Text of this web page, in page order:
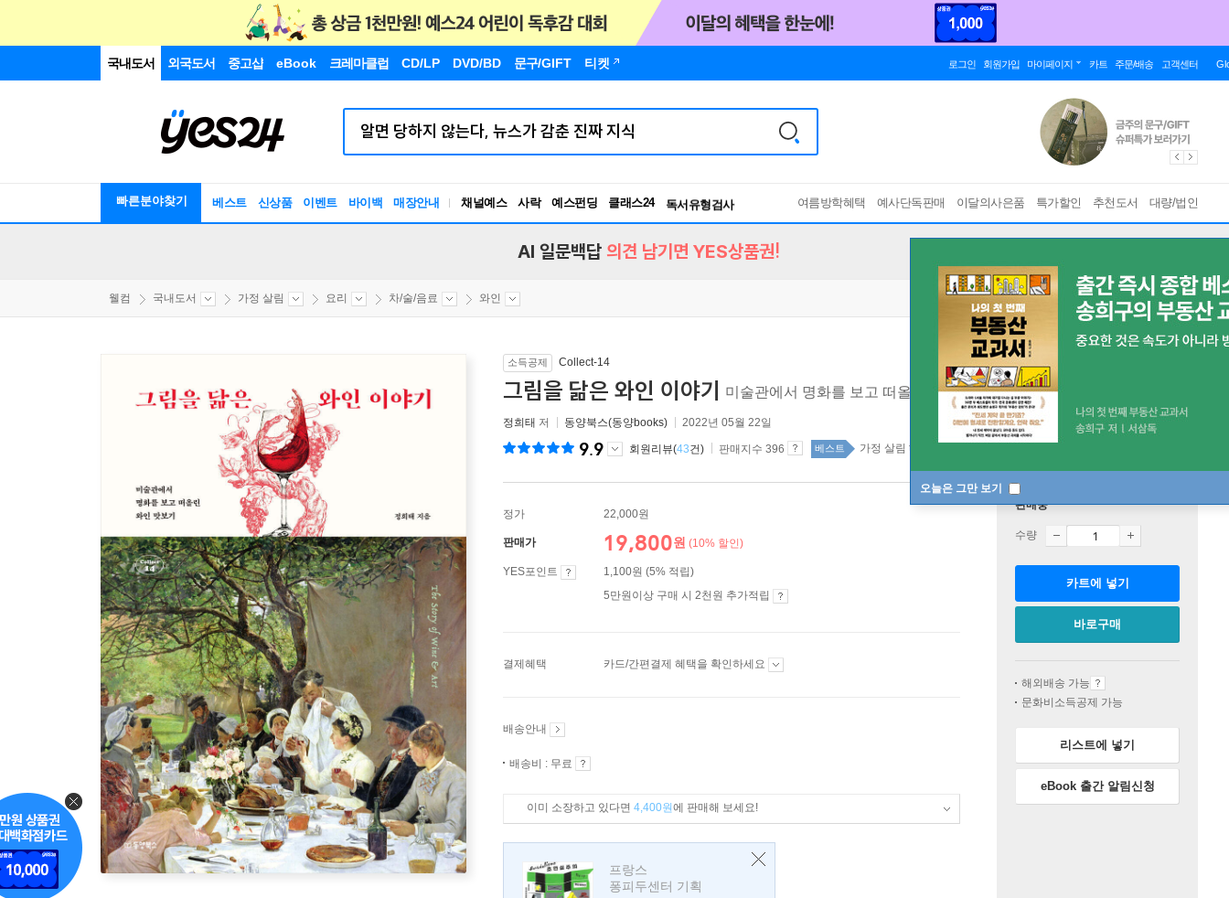
국내도서 외국도서 중고샵 eBook 크레마클럽 CD/LP DVD/BD 문구/GIFT 티켓 로그인 회원가입 마이페이지 카트 주문/배송 고객센터
빠른분야찾기 베스트 신상품 이벤트 바이백 매장안내 채널예스 사락 예스펀딩 클래스24
독서유형검사
RBTI Lab
여름방학혜택 예사단독판매 이달의사은품 특가할인 추천도서 대량/법인
오늘은 그만 보기
AI 일문백답 의견 남기면 YES상품권!
웰컴 국내도서 가정 살림 요리 차/술/음료 와인
소득공제 Collect-14
그림을 닮은 와인 이야기 미술관에서 명화를 보고 떠올린 와인 맛보기
정희태 저 동양북스(동양books) 2022년 05월 22일
9.9 회원리뷰(43건) 판매지수 396 베스트 가정 살림 top100 3주
정가 22,000원
판매가 19,800원 (10% 할인)
YES포인트
1,100원 (5% 적립)
5만원이상 구매 시 2천원 추가적립
결제혜택 카드/간편결제 혜택을 확인하세요
배송안내
배송비 : 무료
이미 소장하고 있다면 4,400원에 판매해 보세요!
프랑스
퐁피두센터 기획
판매중
수량
카트에 넣기
바로구매
해외배송 가능
문화비소득공제 가능
리스트에 넣기
eBook 출간 알림신청